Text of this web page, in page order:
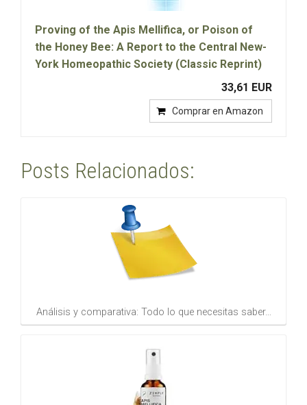
Proving of the Apis Mellifica, or Poison of
the Honey Bee: A Report to the Central New-
York Homeopathic Society (Classic Reprint)
33,61 EUR
Comprar en Amazon
Posts Relacionados:
Análisis y comparativa: Todo lo que necesitas saber…